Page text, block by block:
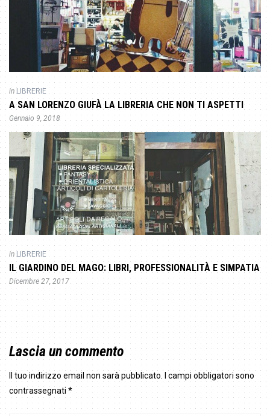
in LIBRERIE
A SAN LORENZO GIUFÀ LA LIBRERIA CHE NON TI ASPETTI
Gennaio 9, 2018
in LIBRERIE
IL GIARDINO DEL MAGO: LIBRI, PROFESSIONALITÀ E SIMPATIA
Dicembre 27, 2017
Lascia un commento
Il tuo indirizzo email non sarà pubblicato.
I campi obbligatori sono
contrassegnati *